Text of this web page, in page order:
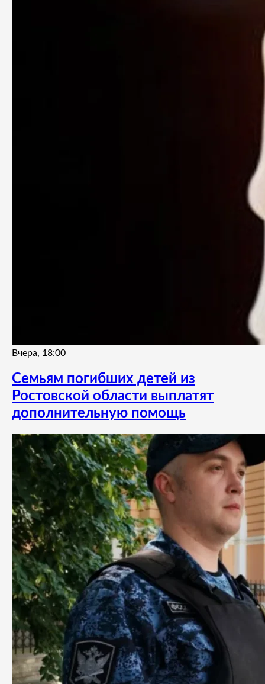
Вчера, 18:00
Семьям погибших детей из
Ростовской области выплатят
дополнительную помощь